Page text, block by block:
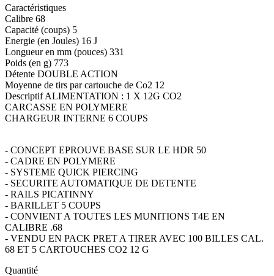
Caractéristiques
Calibre 68
Capacité (coups) 5
Energie (en Joules) 16 J
Longueur en mm (pouces) 331
Poids (en g) 773
Détente DOUBLE ACTION
Moyenne de tirs par cartouche de Co2 12
Descriptif ALIMENTATION : 1 X 12G CO2
CARCASSE EN POLYMERE
CHARGEUR INTERNE 6 COUPS
- CONCEPT EPROUVE BASE SUR LE HDR 50
- CADRE EN POLYMERE
- SYSTEME QUICK PIERCING
- SECURITE AUTOMATIQUE DE DETENTE
- RAILS PICATINNY
- BARILLET 5 COUPS
- CONVIENT A TOUTES LES MUNITIONS T4E EN
CALIBRE .68
- VENDU EN PACK PRET A TIRER AVEC 100 BILLES CAL.
68 ET 5 CARTOUCHES CO2 12 G
Quantité